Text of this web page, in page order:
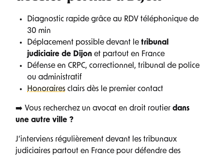
Diagnostic rapide grâce au RDV téléphonique de
30 min
Déplacement possible devant le tribunal
judiciaire de Dijon et partout en France
Défense en CRPC, correctionnel, tribunal de police
ou administratif
Honoraires clairs dès le premier contact
➡️ Vous recherchez un avocat en droit routier dans
une autre ville ?
J’interviens régulièrement devant les tribunaux
judiciaires partout en France pour défendre des